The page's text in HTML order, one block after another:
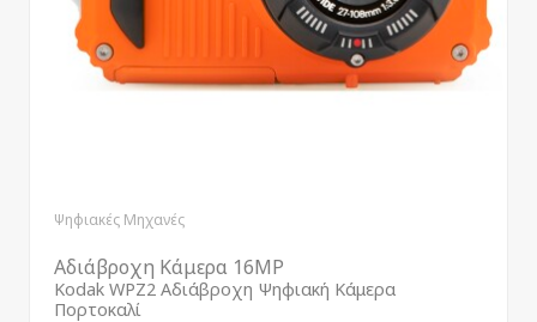
Ψηφιακές Μηχανές
Αδιάβροχη Κάμερα 16MP
Kodak WPZ2 Αδιάβροχη Ψηφιακή Κάμερα
Πορτοκαλί